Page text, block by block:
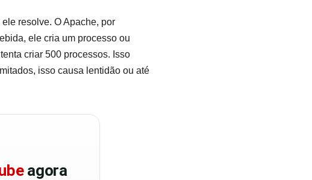
resolve. O Apache, por
ele cria um processo ou
criar 500 processos. Isso
isso causa lentidão ou até
agora